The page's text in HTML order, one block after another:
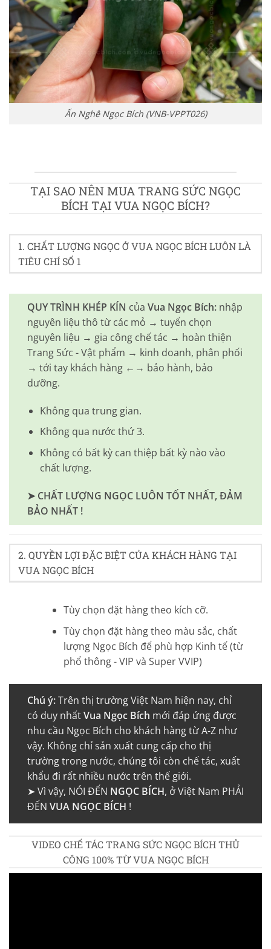
Ấn Nghê Ngọc Bích (VNB-VPPT026)
TẠI SAO NÊN MUA TRANG SỨC NGỌC
BÍCH TẠI VUA NGỌC BÍCH?
1. CHẤT LƯỢNG NGỌC Ở VUA NGỌC BÍCH LUÔN LÀ
TIÊU CHÍ SỐ 1
QUY TRÌNH KHÉP KÍN của Vua Ngọc Bích: nhập
nguyên liệu thô từ các mỏ → tuyển chọn
nguyên liệu → gia công chế tác → hoàn thiện
Trang Sức - Vật phẩm → kinh doanh, phân phối
→ tới tay khách hàng ←→ bảo hành, bảo
dưỡng.
Không qua trung gian.
Không qua nước thứ 3.
Không có bất kỳ can thiệp bất kỳ nào vào
chất lượng.
➤ CHẤT LƯỢNG NGỌC LUÔN TỐT NHẤT, ĐẢM
BẢO NHẤT !
2. QUYỀN LỢI ĐẶC BIỆT CỦA KHÁCH HÀNG TẠI
VUA NGỌC BÍCH
Tùy chọn đặt hàng theo kích cỡ.
Tùy chọn đặt hàng theo màu sắc, chất
lượng Ngọc Bích để phù hợp Kinh tế (từ
phổ thông - VIP và Super VVIP)
Chú ý:Trên thị trường Việt Nam hiện nay, chỉ
có duy nhấtVua Ngọc Bích mới đáp ứng được
nhu cầu Ngọc Bích cho khách hàng từ A-Z như
vậy. Không chỉ sản xuất cung cấp cho thị
trường trong nước, chúng tôi còn chế tác, xuất
khẩu đi rất nhiều nước trên thế giới.
➤ Vì vậy, NÓI ĐẾN NGỌC BÍCH, ở Việt Nam PHẢI
ĐẾN VUA NGỌC BÍCH !
VIDEO CHẾ TÁC TRANG SỨC NGỌC BÍCH THỦ
CÔNG 100% TỪ VUA NGỌC BÍCH